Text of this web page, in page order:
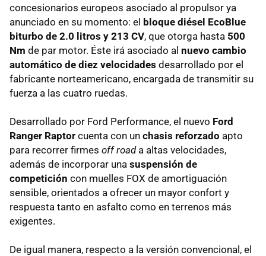
concesionarios europeos asociado al propulsor ya
anunciado en su momento: el bloque diésel EcoBlue
biturbo de 2.0 litros y 213 CV, que otorga hasta 500
Nm de par motor. Éste irá asociado al nuevo cambio
automático de diez velocidades desarrollado por el
fabricante norteamericano, encargada de transmitir su
fuerza a las cuatro ruedas.
Desarrollado por Ford Performance, el nuevo Ford
Ranger Raptor cuenta con un chasis reforzado apto
para recorrer firmes off roada altas velocidades,
además de incorporar una suspensión de
competición con muelles FOX de amortiguación
sensible, orientados a ofrecer un mayor confort y
respuesta tanto en asfalto como en terrenos más
exigentes.
De igual manera, respecto a la versión convencional, el